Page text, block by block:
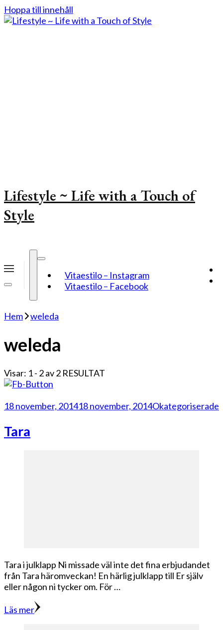
Hoppa till innehåll
Lifestyle ~ Life with a Touch of
Style
Vitaestilo – Instagram
Vitaestilo – Facebook
Hem weleda
weleda
Visar: 1 - 2 av 2 RESULTAT
18 november, 201418 november, 2014Okategoriserade
Tara
Tara i julklapp Ni missade väl inte det fina erbjudandet
från Tara häromveckan! En härlig julklapp till Er själv
eller någon ni tycker om. För …
Läs mer